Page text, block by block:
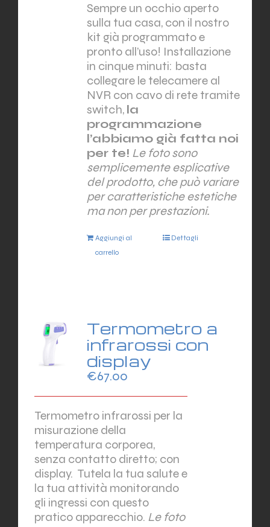
Sempre un occhio aperto
sulla tua casa, con il nostro
kit già programmato e
pronto all’uso! Installazione
in cinque minuti: basta
collegare le telecamere al
NVR con cavo di rete tramite
switch, la
programmazione
l’abbiamo già fatta noi
per te! Le foto sono
semplicemente esplicative
del prodotto, che può variare
per caratteristiche estetiche
ma non per prestazioni.
Aggiungi al
carrello
Dettagli
Termometro a
infrarossi con
display
€67.00
Termometro infrarossi per la
misurazione della
temperatura corporea,
senza contatto diretto; con
display. Tutela la tua salute e
la tua attività monitorando
gli ingressi con questo
pratico apparecchio. Le foto